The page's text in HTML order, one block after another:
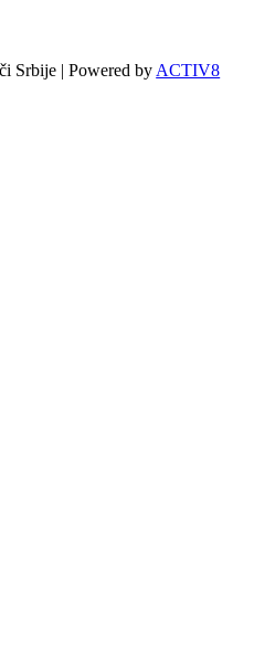
Srbije | Powered by ACTIV8